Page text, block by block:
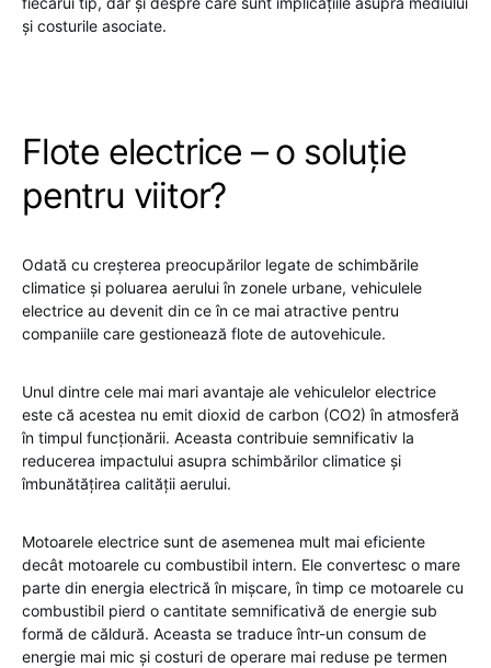
și costurile asociate.
Flote electrice – o soluție
pentru viitor?
Odată cu creșterea preocupărilor legate de schimbările
climatice și poluarea aerului în zonele urbane, vehiculele
electrice au devenit din ce în ce mai atractive pentru
companiile care gestionează flote de autovehicule.
Unul dintre cele mai mari avantaje ale vehiculelor electrice
este că acestea nu emit dioxid de carbon (CO2) în atmosferă
în timpul funcționării. Aceasta contribuie semnificativ la
reducerea impactului asupra schimbărilor climatice și
îmbunătățirea calității aerului.
Motoarele electrice sunt de asemenea mult mai eficiente
decât motoarele cu combustibil intern. Ele convertesc o mare
parte din energia electrică în mișcare, în timp ce motoarele cu
combustibil pierd o cantitate semnificativă de energie sub
formă de căldură. Aceasta se traduce într-un consum de
energie mai mic și costuri de operare mai reduse pe termen